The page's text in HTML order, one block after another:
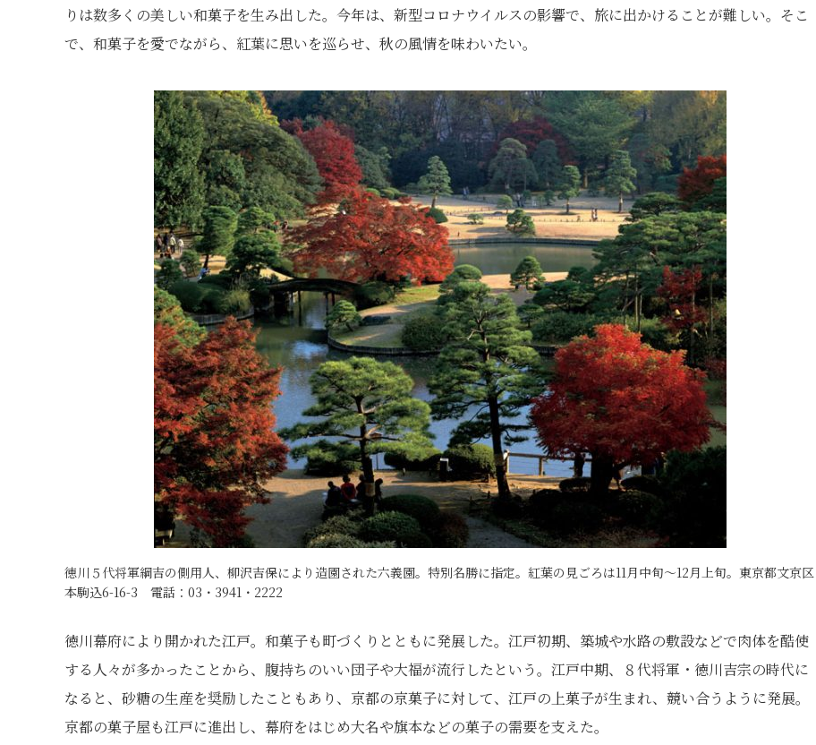
りは数多くの美しい和菓子を生み出した。今年は、新型コロナウイルスの影響で、旅に出かけることが難しい。そこ
で、和菓子を愛でながら、紅葉に思いを巡らせ、秋の風情を味わいたい。
徳川５代将軍綱吉の側用人、柳沢吉保により造園された六義園。特別名勝に指定。紅葉の見ごろは11月中旬～12月上旬。東京都文京区
本駒込6-16-3 電話：03・3941・2222
徳川幕府により開かれた江戸。和菓子も町づくりとともに発展した。江戸初期、築城や水路の敷設などで肉体を酷使
する人々が多かったことから、腹持ちのいい団子や大福が流行したという。江戸中期、８代将軍・徳川吉宗の時代に
なると、砂糖の生産を奨励したこともあり、京都の京菓子に対して、江戸の上菓子が生まれ、競い合うように発展。
京都の菓子屋も江戸に進出し、幕府をはじめ大名や旗本などの菓子の需要を支えた。